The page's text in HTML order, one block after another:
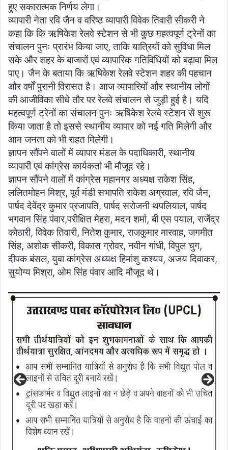
हुए सकारात्मक निर्णय लेगा।
व्यापारी नेता रवि जैन व वरिष्ठ व्यापारी विवेक तिवारी सीकरी ने
कहा कि कि ऋषिकेश रेलवे स्टेशन से भी कुछ महत्वपूर्ण ट्रेनों का
संचालन पुनः प्रारंभ किया जाए, ताकि यात्रियों को सुविधा मिल
सके और शहर के बाजारों एवं व्यापारिक गतिविधियों को बढ़ावा मिल
पाए। जैन के बताया कि ऋषिकेश रेलवे स्टेशन शहर की पहचान
और वर्षों पुरानी विरासत है। आज व्यापारियों और स्थानीय लोगों
की आजीविका सीधे तौर पर रेलवे संचालन से जुड़ी हुई है। यदि
महत्वपूर्ण ट्रेनों का संचालन पुनः ऋषिकेश रेलवे स्टेशन से शुरू
किया जाता है तो इससे स्थानीय व्यापार को नई गति मिलेगी और
आम जनता को भी राहत मिलेगी।
ज्ञापन सौंपने वालों में व्यापार मंडल के पदाधिकारी, स्थानीय
व्यापारी एवं कांग्रेस कार्यकर्ता भी मौजूद रहे।
ज्ञापन सौंपने वालों में कांग्रेस महानगर अध्यक्ष राकेश सिंह,
ललितमोहन मिश्र, पूर्व मंडी सभापति राकेश अग्रवाल, रवि जैन,
पार्षद देवेंद्र कुमार प्रजापति, पार्षद सरोजनी थपलियाल, पार्षद
भगवान सिंह पंवार,परीक्षित मेहरा, मदन शर्मा, बी एस पयाल, राजेंद्र
कोठारी, विवेक तिवारी, नितेश कुमार, राजकुमार मारवाह, जगमीत
सिंह, अशोक सीकरी, विकास ग्रोवर, नवीन गांधी, विपुल चुग,
दीपक बंसल, युवा कांग्रेस अध्यक्ष हिमांशु कश्यप, अजय दिवाकर,
सुयोग्य मिश्रा, ओम सिंह पंवार आदि मौजूद थे।